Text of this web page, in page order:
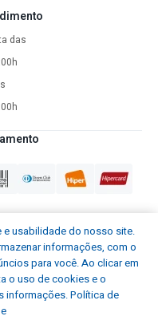
das
e usabilidade do nosso site.
informações, com o
para você. Ao clicar em
o uso de cookies e o
informações.Política de